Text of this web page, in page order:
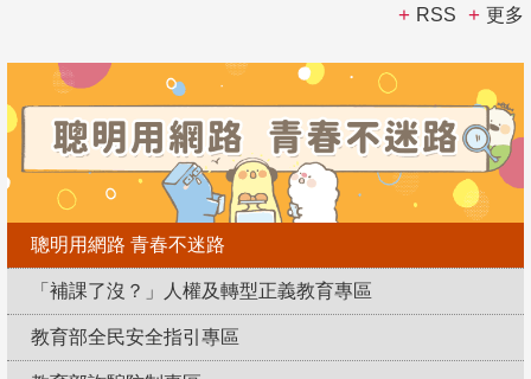
RSS 更多
聰明用網路 青春不迷路
「補課了沒？」人權及轉型正義教育專區
教育部全民安全指引專區